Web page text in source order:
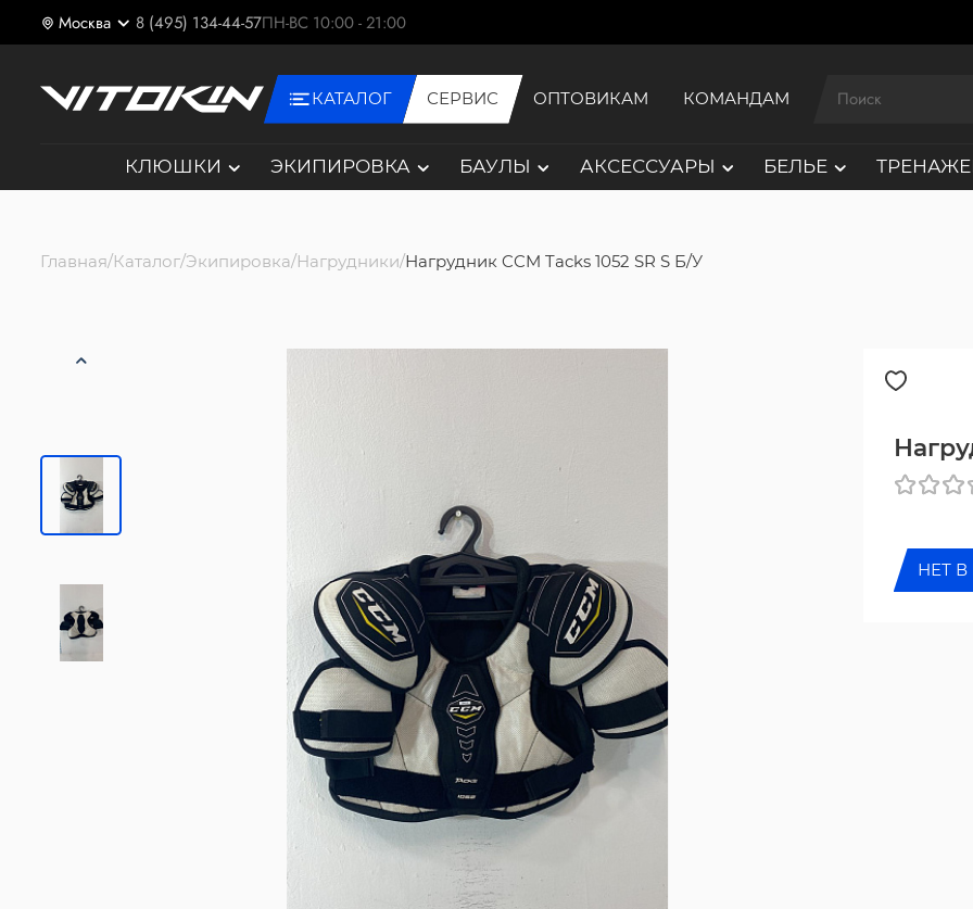
Москва 8 (495) 134-44-57ПН-ВС 10:00 - 21:00
КАТАЛОГ СЕРВИС ОПТОВИКАМ КОМАНДАМ
КЛЮШКИ ЭКИПИРОВКА БАУЛЫ АКСЕССУАРЫ БЕЛЬЕ
Главная Каталог Экипировка Нагрудники Нагрудник CCM Tacks 1052 SR S Б/У
НЕТ